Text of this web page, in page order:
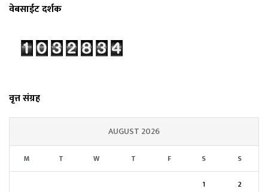
वेबसाईट दर्शक
वृत्त संग्रह
AUGUST 2026
M T W T F S S
1
2